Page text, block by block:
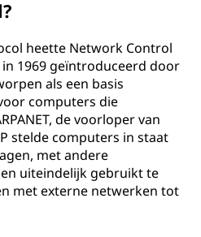
heette Network Control
1969 geïntroduceerd door
als een basis
computers die
de voorloper van
stelde computers in staat
met andere
uiteindelijk gebruikt te
met externe netwerken tot